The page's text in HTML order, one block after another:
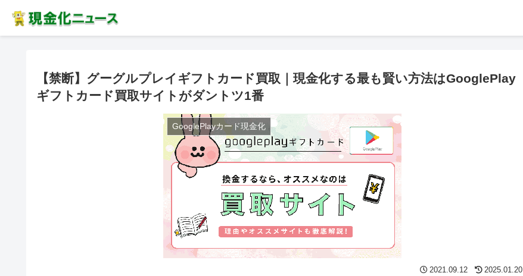
【禁断】グーグルプレイギフトカード買取｜現金化する最も賢い方法はGooglePlay
ギフトカード買取サイトがダントツ1番
GooglePlayカード現金化
2021.09.12 2025.01.20